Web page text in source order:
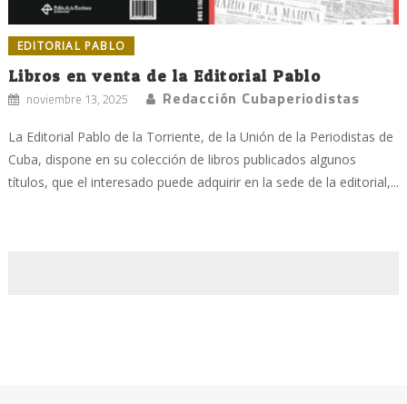
EDITORIAL PABLO
Libros en venta de la Editorial Pablo
noviembre 13, 2025 Redacción Cubaperiodistas
La Editorial Pablo de la Torriente, de la Unión de la Periodistas de
Cuba, dispone en su colección de libros publicados algunos
títulos, que el interesado puede adquirir en la sede de la editorial,...